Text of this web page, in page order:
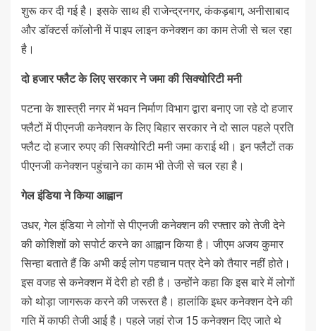
शुरू कर दी गई है। इसके साथ ही राजेन्‍द्रनगर, कंकड़बाग, अनीसाबाद
और डॉक्टर्स कॉलोनी में पाइप लाइन कनेक्‍शन का काम तेजी से चल रहा
है।
दो हजार फ्लैट के लिए सरकार ने जमा की सिक्‍योरिटी मनी
पटना के शास्त्री नगर में भवन निर्माण विभाग द्वारा बनाए जा रहे दो हजार
फ्लैटों में पीएनजी कनेक्‍शन के लिए बिहार सरकार ने दो साल पहले प्रति
फ्लैट दो हजार रुपए की सिक्‍योरिटी मनी जमा कराई थी। इन फ्लैटों तक
पीएनजी कनेक्‍शन पहुंचाने का काम भी तेजी से चल रहा है।
गेल इंडिया ने किया आह्वान
उधर, गेल इंडिया ने लोगों से पीएनजी कनेक्‍शन की रफ्तार को तेजी देने
की कोशिशों को सपोर्ट करने का आह्वान किया है। जीएम अजय कुमार
सिन्‍हा बताते हैं कि अभी कई लोग पहचान पत्र देने को तैयार नहीं होते।
इस वजह से कनेक्‍शन में देरी हो रही है। उन्‍होंने कहा कि इस बारे में लोगों
को थोड़ा जागरूक करने की जरूरत है। हालांकि इधर कनेक्‍शन देने की
गति में काफी तेजी आई है। पहले जहां रोज 15 कनेक्‍शन दिए जाते थे